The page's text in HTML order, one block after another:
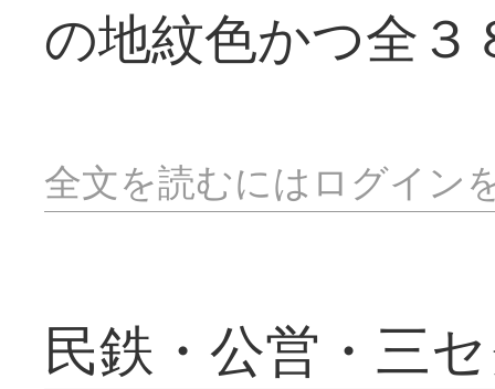
の地紋色かつ全
全文を読むにはログイン
民鉄・公営・三